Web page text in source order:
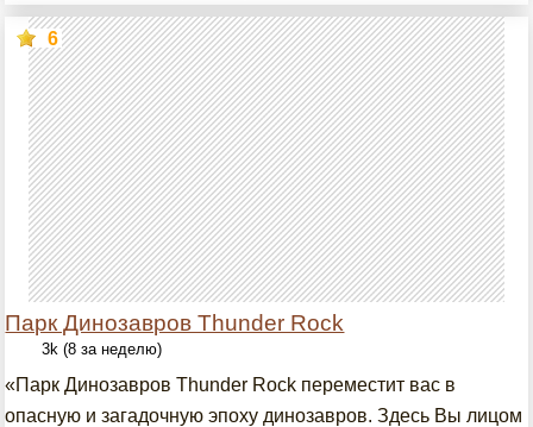
Парк Динозавров Thunder Rock
6
3k (8 за неделю)
«Парк Динозавров Thunder Rock переместит вас в
опасную и загадочную эпоху динозавров. Здесь Вы лицом